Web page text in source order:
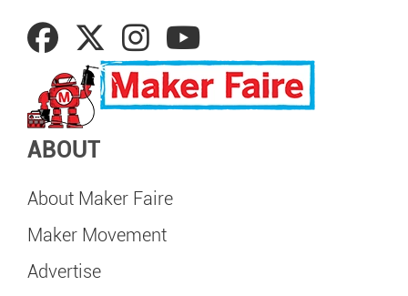
ABOUT
About Maker Faire
Maker Movement
Advertise